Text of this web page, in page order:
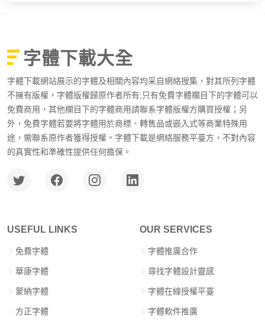
字體下載大全
字體下載網站展示的字體及相關內容均采自網絡搜集，對其所列字體
不擁有版權，字體版權歸原作者所有;只有免費字體欄目下的字體可以
免費商用，其他欄目下的字體商用請聯系字體版權方購買授權；另
外，免費字體若要將字體用於商標、轉售品或嵌入式等商業特殊用
途，需聯系原作者獲得授權。字體下載是網絡服務平臺方，不對內容
的真實性和準確性提供任何擔保。
USEFUL LINKS
免費字體
華康字體
蒙納字體
方正字體
OUR SERVICES
字體推廣合作
尋找字體設計靈感
字體在線授權平臺
字體軟件推廣